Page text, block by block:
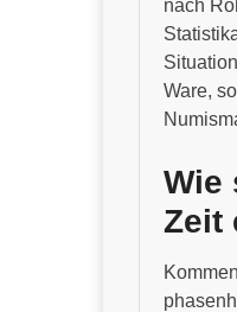
nach
Ware,
Wie
Zeit